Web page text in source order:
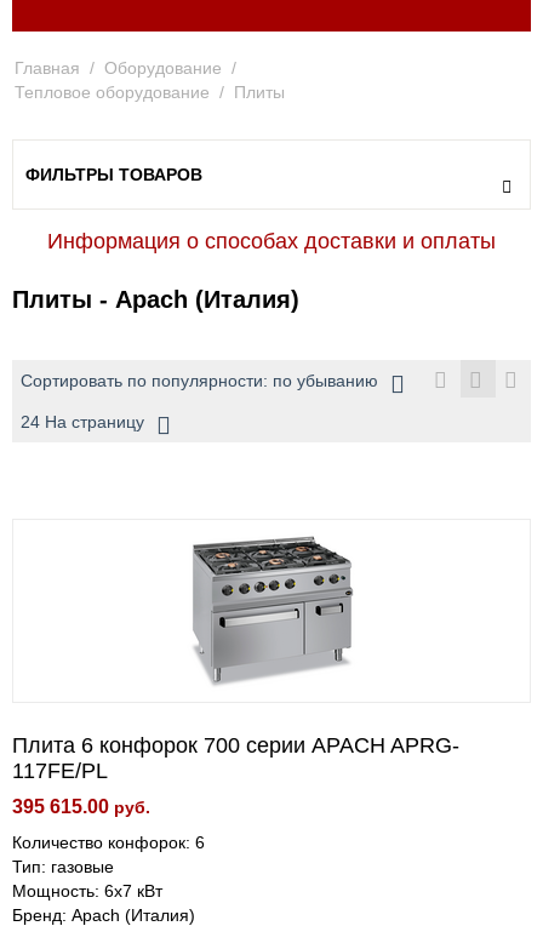
Главная / Оборудование /
Тепловое оборудование / Плиты
ФИЛЬТРЫ ТОВАРОВ
Информация о способах доставки и оплаты
Плиты - Apach (Италия)
Сортировать по популярности: по убыванию
24 На страницу
Плита 6 конфорок 700 серии APACH APRG-
117FE/PL
395 615.00 руб.
Количество конфорок: 6
Тип: газовые
Мощность: 6х7 кВт
Бренд: Apach (Италия)